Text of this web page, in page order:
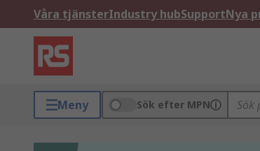
Våra tjänsterIndustry hubSupportNya
Meny Sök efter MPN